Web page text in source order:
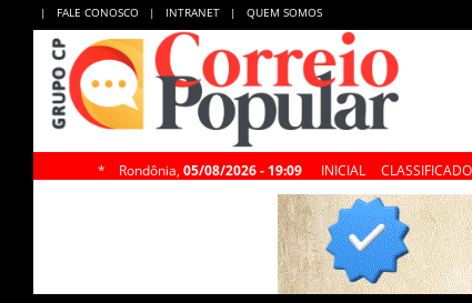
| FALE CONOSCO | INTRANET | QUEM SOMOS
* Rondônia, 05/08/2026 - 19:09 INICIAL